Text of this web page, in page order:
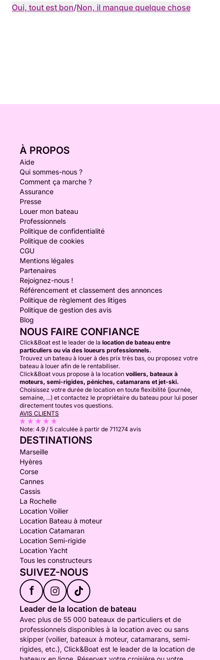
Oui, tout est bon/Non, il manque quelque chose
À PROPOS
Aide
Qui sommes-nous ?
Comment ça marche ?
Assurance
Presse
Louer mon bateau
Professionnels
Politique de confidentialité
Politique de cookies
CGU
Mentions légales
Partenaires
Rejoignez-nous !
Référencement et classement des annonces
Politique de règlement des litiges
Politique de gestion des avis
Blog
NOUS FAIRE CONFIANCE
Click&Boat est le leader de la location de bateau entre
particuliers ou via des loueurs professionnels.
Trouvez un bateau à louer à des prix très bas, ou proposez votre
bateau à louer afin de le rentabiliser.
Click&Boat vous propose à la location voiliers, bateaux à
moteurs, semi-rigides, péniches, catamarans et jet-ski.
Choisissez votre durée de location en toute flexibilité (journée,
semaine, ...) et contactez le propriétaire du bateau pour lui poser
directement toutes vos questions.
AVIS CLIENTS
Note: 4.9 / 5 calculée à partir de 711274 avis
DESTINATIONS
Marseille
Hyères
Corse
Cannes
Cassis
La Rochelle
Location Voilier
Location Bateau à moteur
Location Catamaran
Location Semi-rigide
Location Yacht
Tous les constructeurs
SUIVEZ-NOUS
f
Leader de la location de bateau
Avec plus de 55 000 bateaux de particuliers et de
professionnels disponibles à la location avec ou sans
skipper (voilier, bateaux à moteur, catamarans, semi-
rigides, etc.), Click&Boat est le leader de la location de